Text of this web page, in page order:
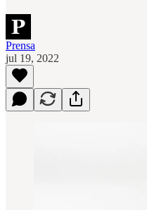
Prensa
jul 19, 2022